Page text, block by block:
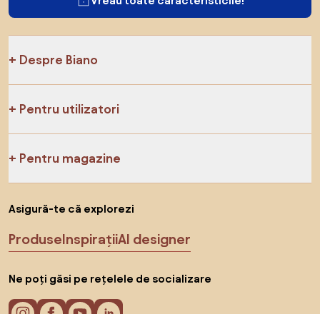
Despre Biano
Pentru utilizatori
Pentru magazine
Asigură-te că explorezi
ProduseInspirațiiAI designer
Ne poți găsi pe rețelele de socializare